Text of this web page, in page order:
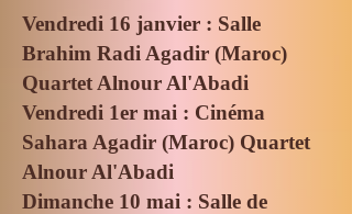
Vendredi 16 janvier : Salle
Brahim Radi Agadir (Maroc)
Quartet Alnour Al'Abadi
Vendredi 1er mai : Cinéma
Sahara Agadir (Maroc) Quartet
Alnour Al'Abadi
Dimanche 10 mai : Salle de